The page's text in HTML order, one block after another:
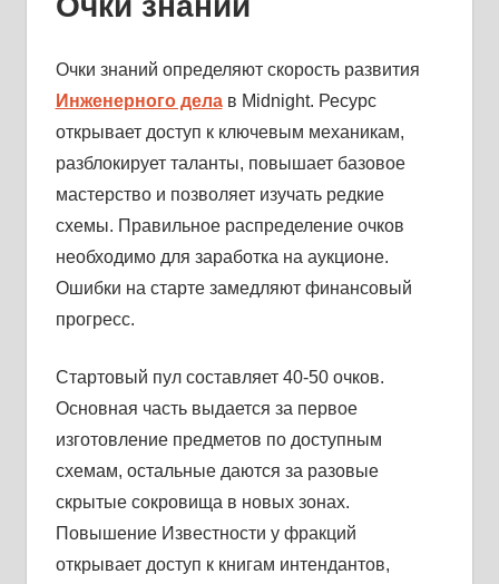
Очки знаний определяют скорость развития
Инженерного делав Midnight. Ресурс
открывает доступ к ключевым механикам,
разблокирует таланты, повышает базовое
мастерство и позволяет изучать редкие
схемы. Правильное распределение очков
необходимо для заработка на аукционе.
Ошибки на старте замедляют финансовый
прогресс.
Стартовый пул составляет 40-50 очков.
Основная часть выдается за первое
изготовление предметов по доступным
схемам, остальные даются за разовые
скрытые сокровища в новых зонах.
Повышение Известности у фракций
открывает доступ к книгам интендантов,